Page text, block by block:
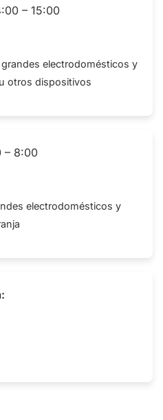
– 15:00
electrodomésticos y
otros dispositivos
– 8:00
electrodomésticos y